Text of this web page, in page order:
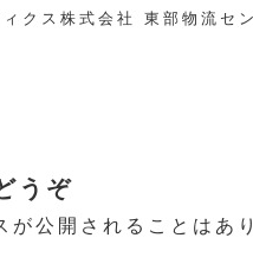
クス株式会社 東部物流セ
うぞ
が公開されることはあ